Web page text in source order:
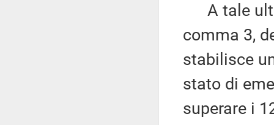
A tale
comma 3,
stabilisce
stato di
superare i